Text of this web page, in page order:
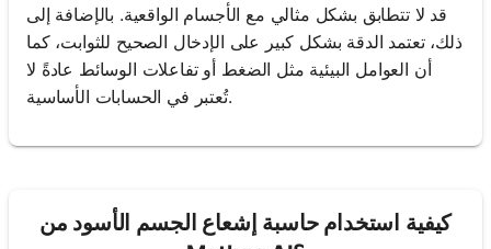
قد لا تتطابق بشكل مثالي مع الأجسام الواقعية. بالإضافة إلى
ذلك، تعتمد الدقة بشكل كبير على الإدخال الصحيح للثوابت، كما
أن العوامل البيئية مثل الضغط أو تفاعلات الوسائط عادةً لا
تُعتبر في الحسابات الأساسية.
كيفية استخدام حاسبة إشعاع الجسم الأسود من